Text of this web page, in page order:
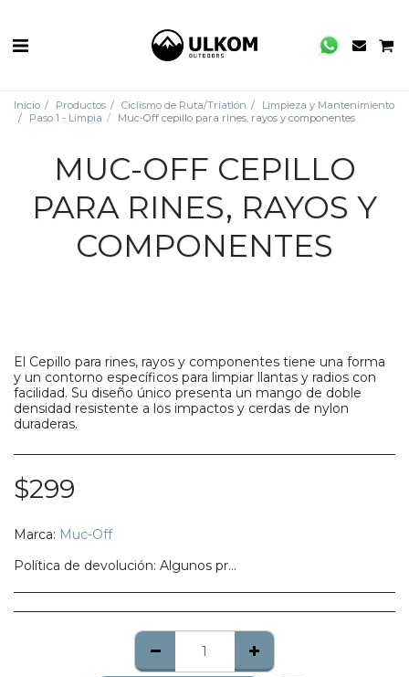
Inicio Productos Ciclismo de Ruta/Triatlón
Limpieza y Mantenimiento
Paso 1 - Limpia
Muc-Off cepillo para rines, rayos y componentes
MUC-OFF CEPILLO
PARA RINES, RAYOS Y
COMPONENTES
El Cepillo para rines, rayos y componentes tiene una forma
y un contorno específicos para limpiar llantas y radios con
facilidad. Su diseño único presenta un mango de doble
densidad resistente a los impactos y cerdas de nylon
duraderas.
$299
Marca: Muc-Off
Política de devolución: Algunos productos no califican para ser regresados, te pedimos confirmes bien tu talla, modelo o estilo.